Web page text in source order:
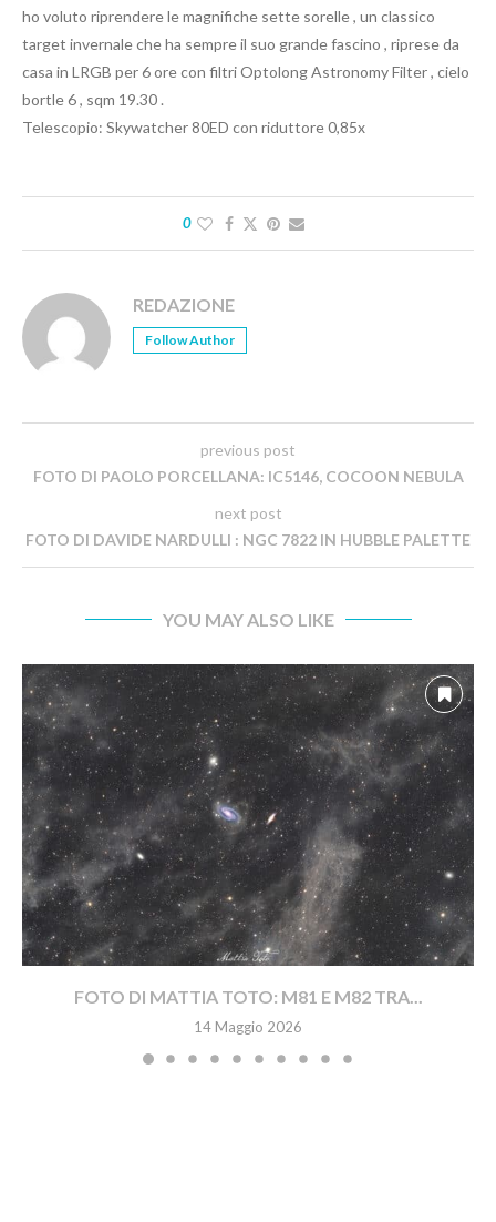
ho voluto riprendere le magnifiche sette sorelle , un classico
target invernale che ha sempre il suo grande fascino , riprese da
casa in LRGB per 6 ore con filtri Optolong Astronomy Filter , cielo
bortle 6 , sqm 19.30 .
Telescopio: Skywatcher 80ED con riduttore 0,85x
0
REDAZIONE
Follow Author
previous post
FOTO DI PAOLO PORCELLANA: IC5146, COCOON NEBULA
next post
FOTO DI DAVIDE NARDULLI : NGC 7822 IN HUBBLE PALETTE
YOU MAY ALSO LIKE
FOTO DI MATTIA TOTO: M81 E M82 TRA...
14 Maggio 2026